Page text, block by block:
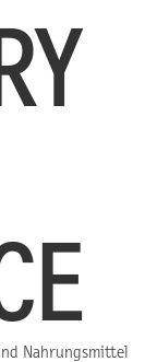
Nahrungsmittel